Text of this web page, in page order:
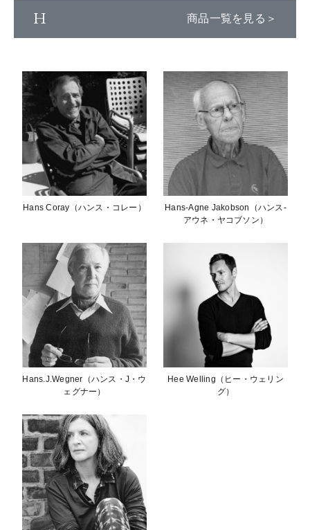
H 商品一覧を見る＞
Hans Coray（ハンス・コレー）
Hans-Agne Jakobson（ハンス-
アウネ・ヤコブソン）
Hans.J.Wegner（ハンス・J・ウ
ェグナー）
Hee Welling（ヒー・ウェリン
グ）